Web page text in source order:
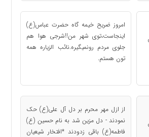
امروز ضریح خیمه گاه حضرت عباس(ع)
اینجاست،توى شهر من!!شرجى هوا هم
جلوى مردم رونمیگیره.نائب الزیاره همه
تون هستم.
از ازل مهر محرم بر دل آل علی(ع) حک
نمودند - دل مزین شد به نام حسین (ع)
فاطمه(ع) باقی زدودند *افتخار شیعیان